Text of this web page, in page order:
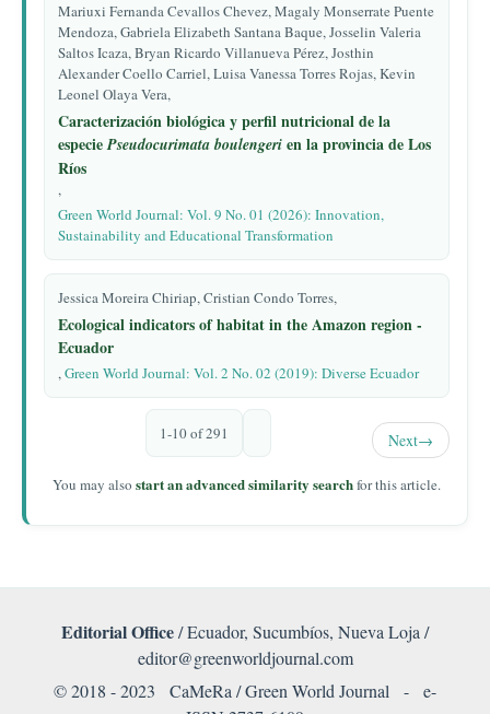
Mariuxi Fernanda Cevallos Chevez, Magaly Monserrate Puente
Mendoza, Gabriela Elizabeth Santana Baque, Josselin Valeria
Saltos Icaza, Bryan Ricardo Villanueva Pérez, Josthin
Alexander Coello Carriel, Luisa Vanessa Torres Rojas, Kevin
Leonel Olaya Vera,
Caracterización biológica y perfil nutricional de la
especiePseudocurimata boulengeri en la provincia de Los
Ríos
,
Green World Journal: Vol. 9 No. 01 (2026): Innovation,
Sustainability and Educational Transformation
Jessica Moreira Chiriap, Cristian Condo Torres,
Ecological indicators of habitat in the Amazon region -
Ecuador
,Green World Journal: Vol. 2 No. 02 (2019): Diverse Ecuador
1-10 of 291 Next→
You may also start an advanced similarity searchfor this article.
Editorial Office/ Ecuador, Sucumbíos, Nueva Loja /
editor@greenworldjournal.com
© 2018 - 2023 CaMeRa / Green World Journal - e-